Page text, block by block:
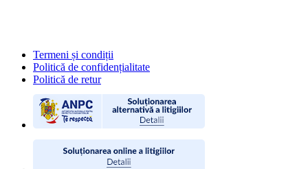
Termeni și condiții
Politică de confidențialitate
Politică de retur